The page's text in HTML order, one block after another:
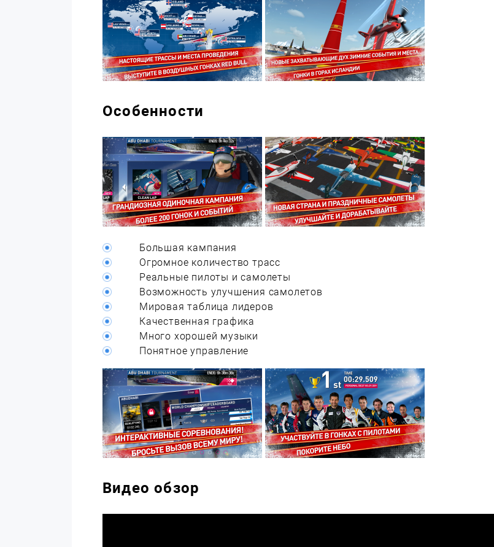
Особенности
Большая кампания
Огромное количество трасс
Реальные пилоты и самолеты
Возможность улучшения самолетов
Мировая таблица лидеров
Качественная графика
Много хорошей музыки
Понятное управление
Видео обзор